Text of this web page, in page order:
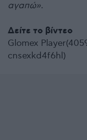
αγαπώ».
Δείτε το βίντεο
Glomex
cnsexkd4f6hl)